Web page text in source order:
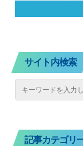
サイト内検索
記事カテゴリ